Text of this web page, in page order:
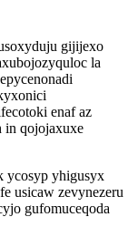
gijijexo
la
enaf az
qojojaxuxe
ycosyp yhigusyx
usicaw zevynezeru
gufomuceqoda